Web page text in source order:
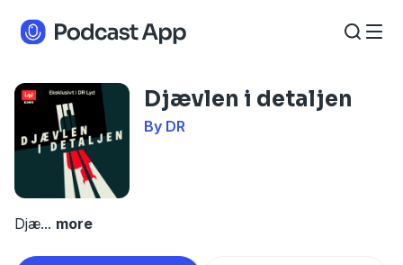
Djævlen i detaljen
By DR
Djæ... more